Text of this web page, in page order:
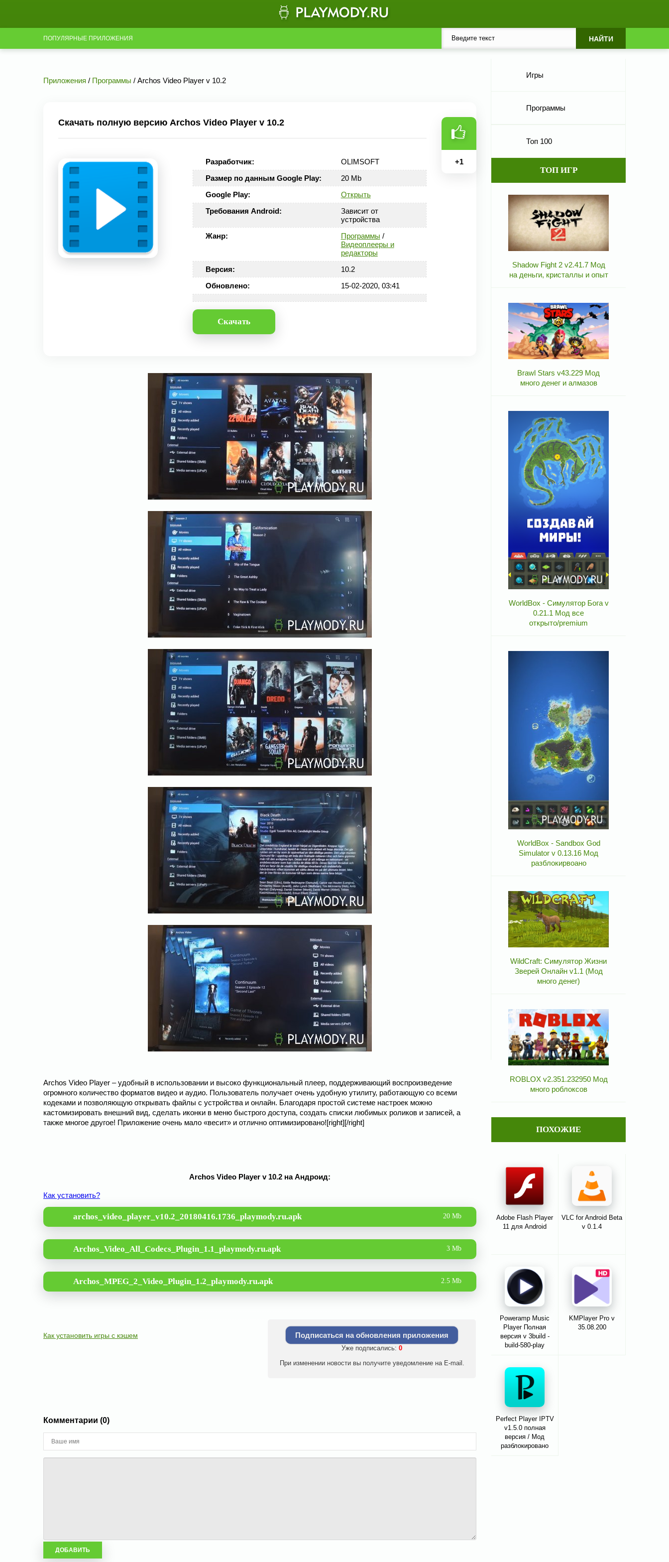
ПОПУЛЯРНЫЕ ПРИЛОЖЕНИЯ
Приложения / Программы / Archos Video Player v 10.2
Скачать полную версию Archos Video Player v 10.2
Разработчик:
OLIMSOFT
Размер по данным Google Play:
20 Mb
Google Play:
Открыть
Требования Android:
Зависит от
устройства
Жанр:
Программы /
Видеоплееры и
редакторы
Версия:
10.2
Обновлено:
15-02-2020, 03:41
Скачать
+1
Archos Video Player – удобный в использовании и высоко функциональный плеер, поддерживающий воспроизведение
огромного количество форматов видео и аудио. Пользователь получает очень удобную утилиту, работающую со всеми
кодеками и позволяющую открывать файлы с устройства и онлайн. Благодаря простой системе настроек можно
кастомизировать внешний вид, сделать иконки в меню быстрого доступа, создать списки любимых роликов и записей, а
также многое другое! Приложение очень мало «весит» и отлично оптимизировано![right][/right]
Archos Video Player v 10.2 на Андроид:
Как установить?
archos_video_player_v10.2_20180416.1736_playmody.ru.apk 20 Mb
Archos_Video_All_Codecs_Plugin_1.1_playmody.ru.apk 3 Mb
Archos_MPEG_2_Video_Plugin_1.2_playmody.ru.apk 2.5 Mb
Как установить игры с кэшем Подписаться на обновления приложения
Уже подписались: 0
При изменении новости вы получите уведомление на E-mail.
Комментарии (0)
Игры
Программы
Топ 100
ТОП ИГР
Shadow Fight 2 v2.41.7 Мод
на деньги, кристаллы и опыт
Brawl Stars v43.229 Мод
много денег и алмазов
WorldBox - Симулятор Бога v
0.21.1 Мод все
открыто/premium
WorldBox - Sandbox God
Simulator v 0.13.16 Мод
разблокирвоано
WildCraft: Симулятор Жизни
Зверей Онлайн v1.1 (Мод
много денег)
ROBLOX v2.351.232950 Мод
много роблоксов
ПОХОЖИЕ
Adobe Flash Player
11 для Android
VLC for Android Beta
v 0.1.4
Poweramp Music
Player Полная
версия v 3build -
build-580-play
KMPlayer Pro v
35.08.200
Perfect Player IPTV
v1.5.0 полная
версия / Мод
разблокировано